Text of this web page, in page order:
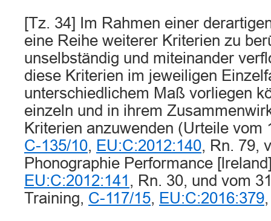
[Tz. 34] Im Rahmen einer
eine Reihe weiterer Kriterien zu
unselbständig und miteinander
diese Kriterien im jeweiligen
unterschiedlichem Maß vorliegen
einzeln und in ihrem
Kriterien anzuwenden (Urteile vom
C-135/10, EU:C:2012:140, Rn. 79,
Phonographie Performance
EU:C:2012:141 , Rn. 30, und vom
Training, C-117/15, EU:C:2016:379